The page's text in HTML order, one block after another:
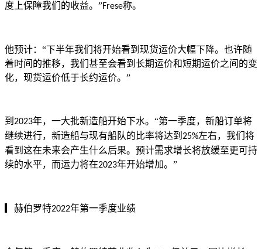
度上保障我们的收益。”Frese称。
他预计： “下半年我们将开始看到现货运价大幅下降。也许随
着时间的推移，我们 甚至会看到长期运价和短期运价之间的变
化，现货运价低于长约运价。 ”
到 2023年，一大批新造船开始下水。“第一季度，新船订单将
继续进行，新造船与现有船队的比率将达到 25%左右，我们将
看到这在未来会产生什么后果。预计需求增长将放缓至更可持
续的水平，而运力将在2023年开始增加。”
▎赫伯罗特2022年第一季度业绩